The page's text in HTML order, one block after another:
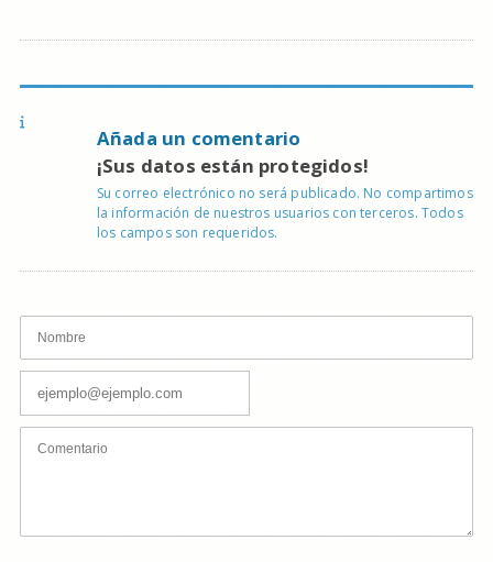
Añada un comentario
¡Sus datos están protegidos!
Su correo electrónico no será publicado. No compartimos
la información de nuestros usuarios con terceros. Todos
los campos son requeridos.